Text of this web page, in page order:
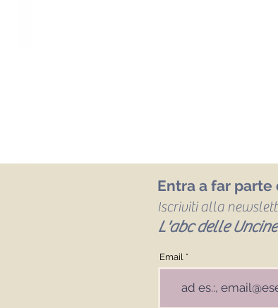
Entra a far
Iscriviti alla
L'abc delle
Email